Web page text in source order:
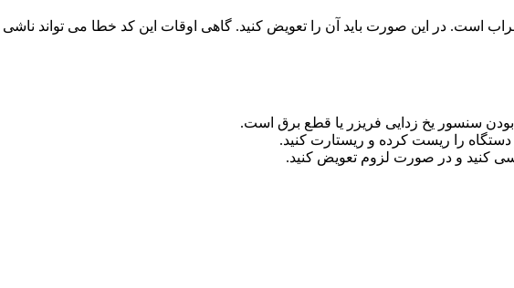
است. در این صورت باید آن را تعویض کنید. گاهی اوقات این کد خطا می تواند
سنسور یخ زدایی فریزر یا قطع برق است.
را ریست کرده و ریستارت کنید.
کنید و در صورت لزوم تعویض کنید.